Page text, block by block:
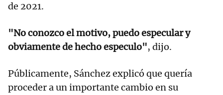
de 2021.
"No conozco el motivo, puedo especular y
obviamente de hecho especulo", dijo.
Públicamente, Sánchez explicó que quería
proceder a un importante cambio en su